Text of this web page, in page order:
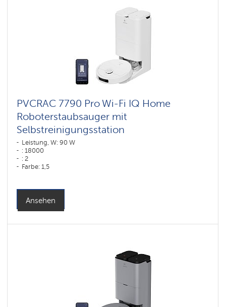
PVCRAC 7790 Pro Wi-Fi IQ Home
Roboterstaubsauger mit
Selbstreinigungsstation
Leistung, W: 90 W
: 18000
: 2
Farbe: 1,5
Seitenbürsten: 1
Ansehen
Roboterstaubsauger